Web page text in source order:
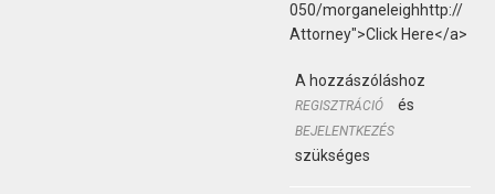
050/morganeleighhttp://
Attorney">Click Here</a>
A hozzászóláshoz
REGISZTRÁCIÓ és
BEJELENTKEZÉS
szükséges